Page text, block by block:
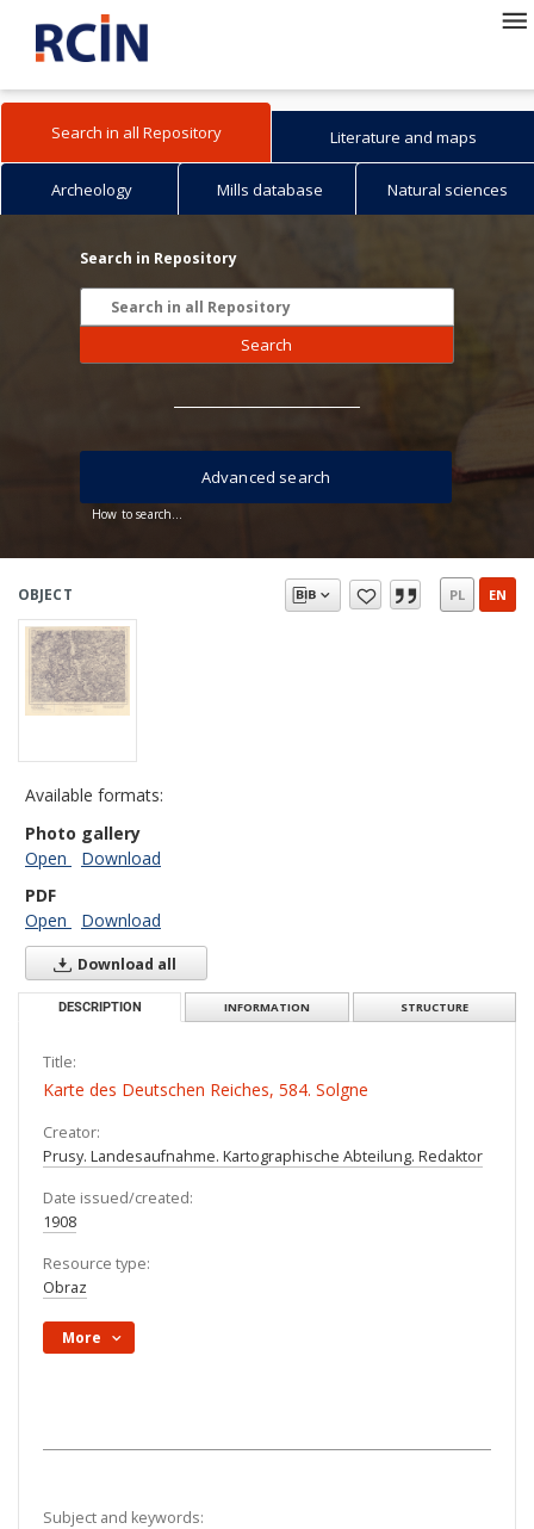
Search in all Repository Literature and maps
Archeology Mills database Natural sciences
Search in Repository
Search
How to search...
Advanced search
OBJECT PL EN
Available formats:
Photo gallery
Open
Download
PDF
Open
Download
Download all
DESCRIPTION INFORMATION STRUCTURE
Title:
Karte des Deutschen Reiches, 584. Solgne
Creator:
Prusy. Landesaufnahme. Kartographische Abteilung. Redaktor
Date issued/created:
1908
Resource type:
Obraz
More
Subject and keywords: